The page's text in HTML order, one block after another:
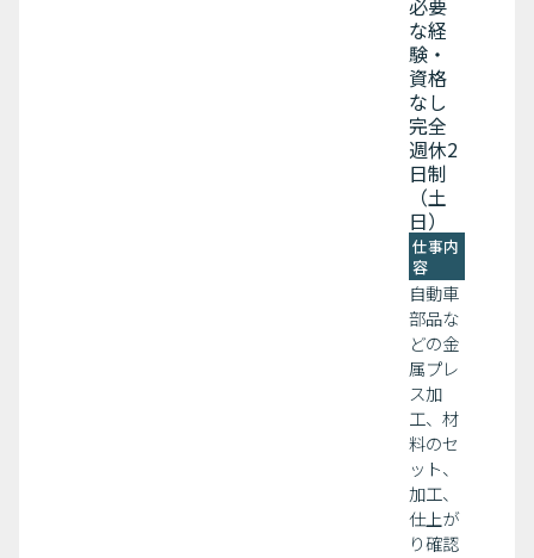
必要
な経
験・
資格
なし
完全
週休2
日制
（土
日）
仕事内
容
自動車
部品な
どの金
属プレ
ス加
工、材
料のセ
ット、
加工、
仕上が
り確認